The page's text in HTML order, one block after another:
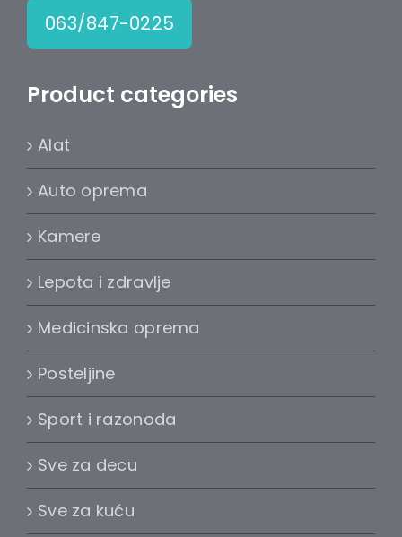
063/847-0225
Product categories
Alat
Auto oprema
Kamere
Lepota i zdravlje
Medicinska oprema
Posteljine
Sport i razonoda
Sve za decu
Sve za kuću